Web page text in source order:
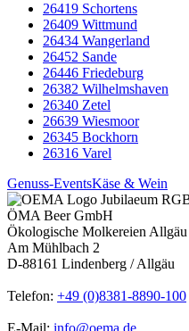
26419 Schortens
26409 Wittmund
26434 Wangerland
26452 Sande
26446 Friedeburg
26382 Wilhelmshaven
26340 Zetel
26639 Wiesmoor
26345 Bockhorn
26316 Varel
Genuss-EventsKäse & Wein
ÖMA Beer GmbH
Ökologische Molkereien Allgäu
Am Mühlbach 2
D-88161 Lindenberg / Allgäu
Telefon: +49 (0)8381-8890-100